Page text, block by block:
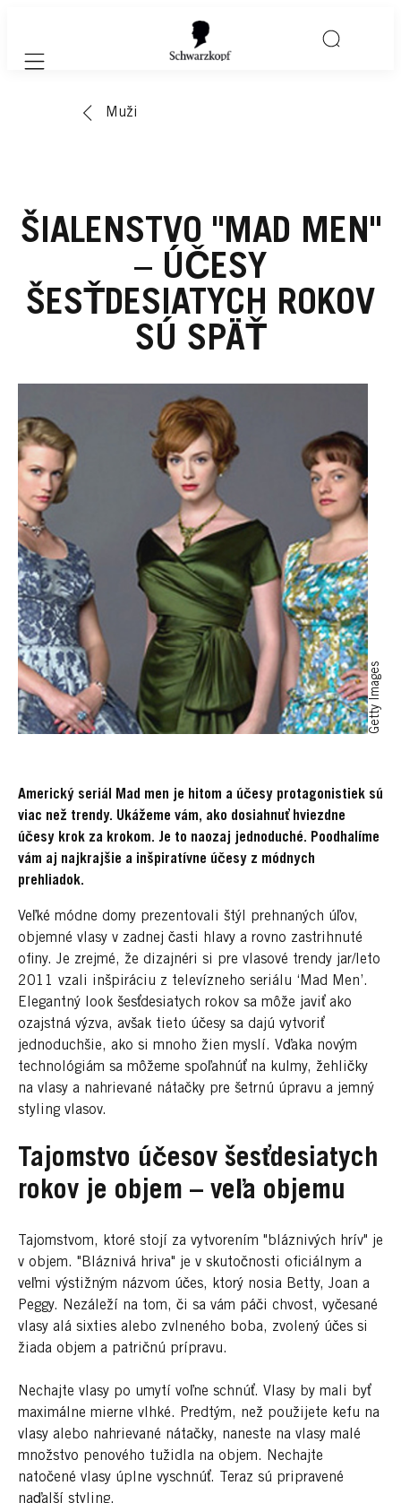
Mobile navigation
Muži
ŠIALENSTVO "MAD MEN"
– ÚČESY
ŠESŤDESIATYCH ROKOV
SÚ SPÄŤ
Getty Images
Americký seriál Mad men je hitom a účesy protagonistiek sú
viac než trendy. Ukážeme vám, ako dosiahnuť hviezdne
účesy krok za krokom. Je to naozaj jednoduché. Poodhalíme
vám aj najkrajšie a inšpiratívne účesy z módnych
prehliadok.
Veľké módne domy prezentovali štýl prehnaných úľov,
objemné vlasy v zadnej časti hlavy a rovno zastrihnuté
ofiny. Je zrejmé, že dizajnéri si pre vlasové trendy jar/leto
2011 vzali inšpiráciu z televízneho seriálu ‘Mad Men’.
Elegantný look šesťdesiatych rokov sa môže javiť ako
ozajstná výzva, avšak tieto účesy sa dajú vytvoriť
jednoduchšie, ako si mnoho žien myslí. Vďaka novým
technológiám sa môžeme spoľahnúť na kulmy, žehličky
na vlasy a nahrievané nátačky pre šetrnú úpravu a jemný
styling vlasov.
Tajomstvo účesov šesťdesiatych
rokov je objem – veľa objemu
Tajomstvom, ktoré stojí za vytvorením "bláznivých hrív" je
v objem. "Bláznivá hriva" je v skutočnosti oficiálnym a
veľmi výstižným názvom účes, ktorý nosia Betty, Joan a
Peggy. Nezáleží na tom, či sa vám páči chvost, vyčesané
vlasy alá sixties alebo zvlneného boba, zvolený účes si
žiada objem a patričnú prípravu.
Nechajte vlasy po umytí voľne schnúť. Vlasy by mali byť
maximálne mierne vlhké. Predtým, než použijete kefu na
vlasy alebo nahrievané nátačky, naneste na vlasy malé
množstvo penového tužidla na objem. Nechajte
natočené vlasy úplne vyschnúť. Teraz sú pripravené
naďalší styling.